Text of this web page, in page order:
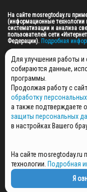
На сайте mosregtoday.ru
(информационные
систематизации и анализа
пользователей сети
Федерации). Подробная
© 2026 ПРАВА НА ВСЕ
МЕДИА" (ОГРН:
ПОЛИТИКА ОБРАБОТКИ И
НОВОСТИ
ГАЗЕТЫ
РЕКЛАМОДАТЕЛЯМ
СПЕЦПРОЕКТЫ
СТАТЬИ
ПОЛИТИКА
Для улучшения работы и
собираются данные,
программы.
Продолжая работу с
обработку
а также подтверждаете
защиты персональных
в настройках Вашего
На сайте
технологии. Подробная
Я